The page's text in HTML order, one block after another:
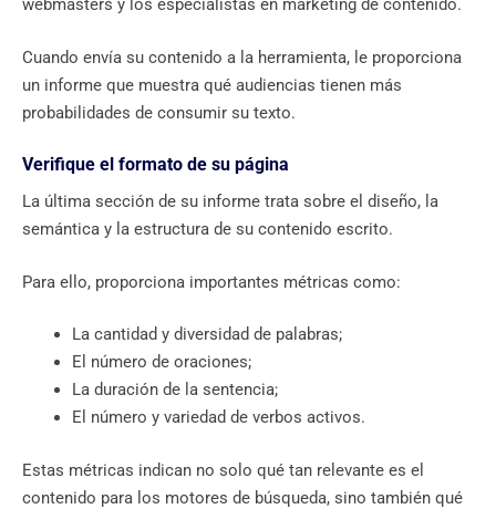
webmasters y los especialistas en marketing de contenido.
Cuando envía su contenido a la herramienta, le proporciona
un informe que muestra qué audiencias tienen más
probabilidades de consumir su texto.
Verifique el formato de su página
La última sección de su informe trata sobre el diseño, la
semántica y la estructura de su contenido escrito.
Para ello, proporciona importantes métricas como:
La cantidad y diversidad de palabras;
El número de oraciones;
La duración de la sentencia;
El número y variedad de verbos activos.
Estas métricas indican no solo qué tan relevante es el
contenido para los motores de búsqueda, sino también qué